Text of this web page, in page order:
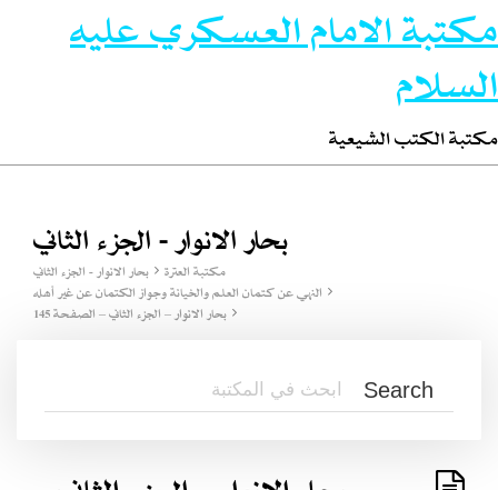
مكتبة الامام العسكري عليه
السلام
مكتبة الكتب الشيعية
بحار الانوار - الجزء الثاني
مكتبة العترة
بحار الانوار - الجزء الثاني
النهي عن كتمان العلم والخيانة وجواز الكتمان عن غير أهله
بحار الانوار – الجزء الثاني – الصفحة 145